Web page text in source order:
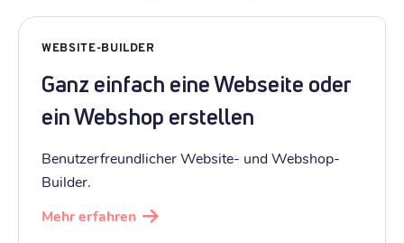
WEBSITE-BUILDER
Ganz einfach eine Webseite oder
ein Webshop erstellen
Benutzerfreundlicher Website- und Webshop-
Builder.
Mehr erfahren